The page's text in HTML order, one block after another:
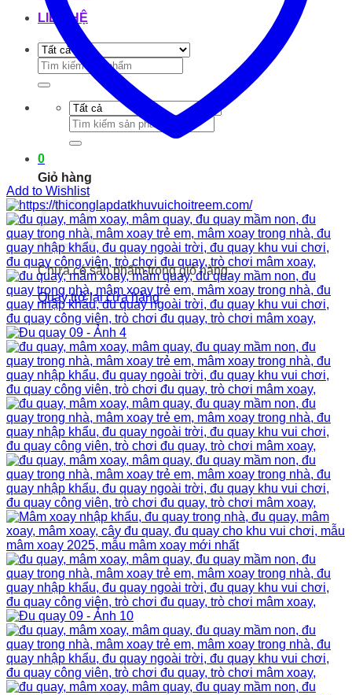
LIÊN HỆ
Tìm
kiếm:
Tìm
kiếm:
0
Giỏ hàng
Chưa có sản phẩm trong giỏ hàng.
Quay trở lại cửa hàng
Add to Wishlist